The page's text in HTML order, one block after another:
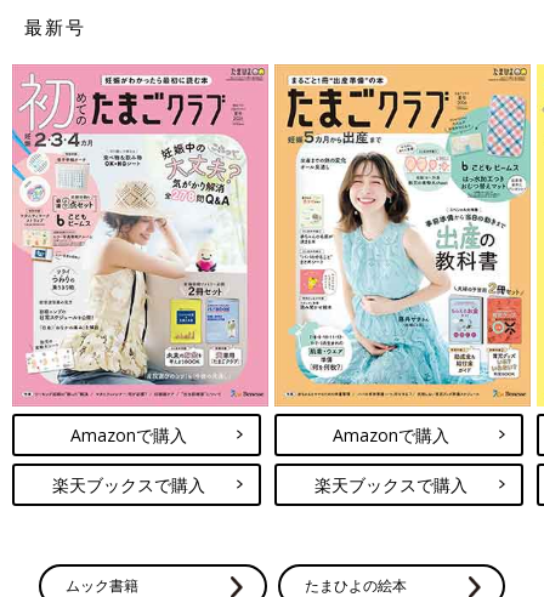
最新号
Amazonで購入
楽天ブックスで購入
Amazonで購入
楽天ブックスで購入
ムック書籍 たまひよの絵本